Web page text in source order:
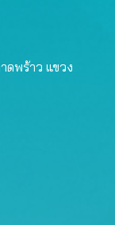
ดพร้าว แขวง